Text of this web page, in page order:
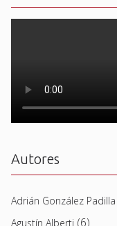
Autores
Adrián González Padilla
Agustín Alberti (6)